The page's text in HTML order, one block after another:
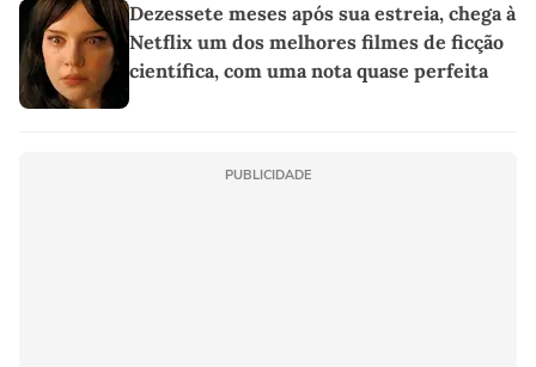
Dezessete meses após sua estreia, chega à
Netflix um dos melhores filmes de ficção
científica, com uma nota quase perfeita
PUBLICIDADE